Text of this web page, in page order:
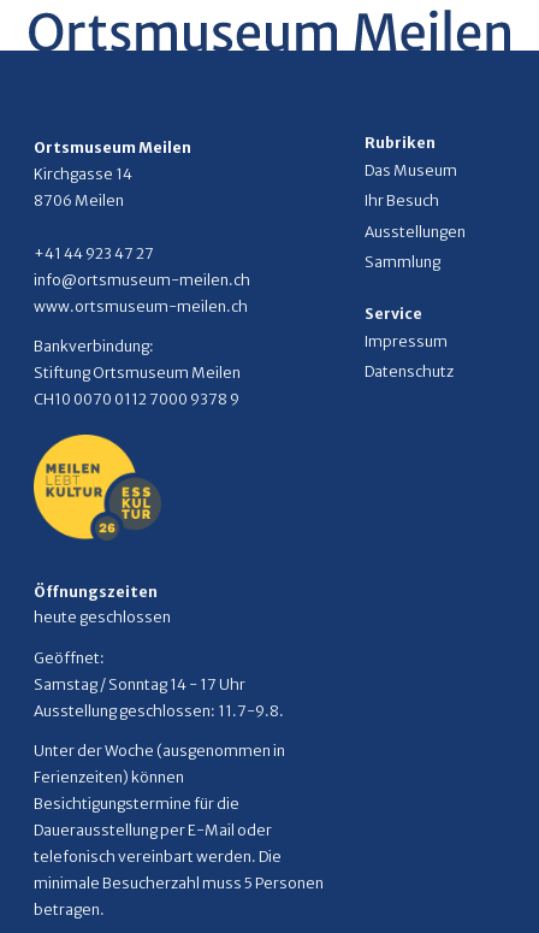
Ortsmuseum Meilen
Kirchgasse 14
8706 Meilen
+41 44 923 47 27
info@ortsmuseum-meilen.ch
www.ortsmuseum-meilen.ch
Bankverbindung:
Stiftung Ortsmuseum Meilen
CH10 0070 0112 7000 9378 9
Öffnungszeiten
heute geschlossen
Geöffnet:
Samstag / Sonntag 14 - 17 Uhr
Ausstellung geschlossen: 11.7-9.8.
Unter der Woche (ausgenommen in
Ferienzeiten) können
Besichtigungstermine für die
Dauerausstellung per E-Mail oder
telefonisch vereinbart werden. Die
minimale Besucherzahl muss 5 Personen
betragen.
Rubriken
Das Museum
Ihr Besuch
Ausstellungen
Sammlung
Service
Impressum
Datenschutz